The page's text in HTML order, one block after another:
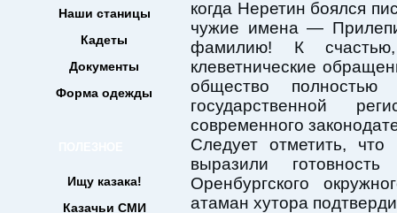
Наши станицы
Кадеты
Документы
Форма одежды
Ищу казака!
Казачьи СМИ
когда Неретин боялся
чужие имена —
фамилию! К
клеветнические
общество полностью
государственной
современного
Следует отметить,
выразили
Оренбургского
атаман хутора